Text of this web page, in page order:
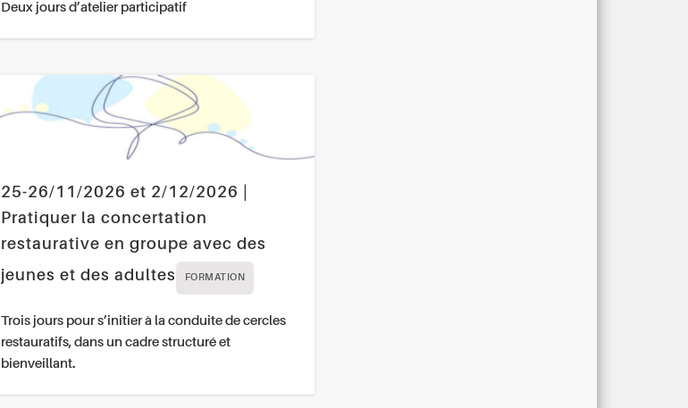
Deux jours d’atelier participatif
25-26/11/2026 et 2/12/2026 |
Pratiquer la concertation
restaurative en groupe avec des
jeunes et des adultes
FORMATION
Trois jours pour s’initier à la conduite de cercles
restauratifs, dans un cadre structuré et
bienveillant.